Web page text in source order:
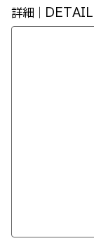
詳細｜DETAIL